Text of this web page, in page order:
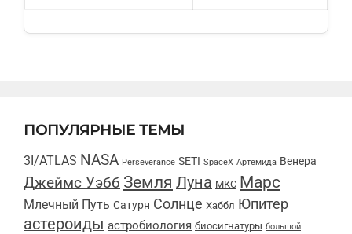
ПОПУЛЯРНЫЕ ТЕМЫ
3I/ATLAS NASA Perseverance SETI SpaceX Артемида Венера
Джеймс Уэбб Земля Луна МКС Марс
Млечный Путь Сатурн Солнце Хаббл Юпитер
астероиды астробиология биосигнатуры большой